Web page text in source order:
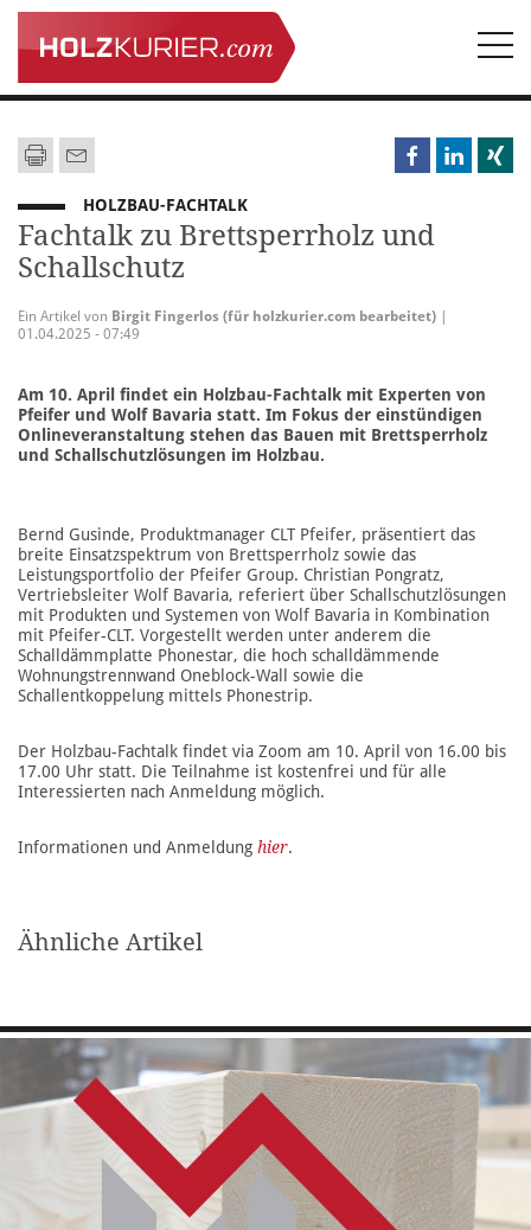
HOLZBAU-FACHTALK
Fachtalk zu Brettsperrholz und
Schallschutz
Ein Artikel von Birgit Fingerlos (für holzkurier.com bearbeitet)
01.04.2025 - 07:49
Am 10. April findet ein Holzbau-Fachtalk mit Experten von
Pfeifer und Wolf Bavaria statt. Im Fokus der einstündigen
Onlineveranstaltung stehen das Bauen mit Brettsperrholz
und Schallschutzlösungen im Holzbau.
Bernd Gusinde, Produktmanager CLT Pfeifer, präsentiert das
breite Einsatzspektrum von Brettsperrholz sowie das
Leistungsportfolio der Pfeifer Group. Christian Pongratz,
Vertriebsleiter Wolf Bavaria, referiert über Schallschutzlösungen
mit Produkten und Systemen von Wolf Bavaria in Kombination
mit Pfeifer-CLT. Vorgestellt werden unter anderem die
Schalldämmplatte Phonestar, die hoch schalldämmende
Wohnungstrennwand Oneblock-Wall sowie die
Schallentkoppelung mittels Phonestrip.
Der Holzbau-Fachtalk findet via Zoom am 10. April von 16.00 bis
17.00 Uhr statt. Die Teilnahme ist kostenfrei und für alle
Interessierten nach Anmeldung möglich.
Informationen und Anmeldung hier.
Ähnliche Artikel